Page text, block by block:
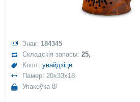
Знак: 184345
Складскія запасы:25,
Кошт:увайдзіце
Памер: 20x33x18
Упакоўка 8/